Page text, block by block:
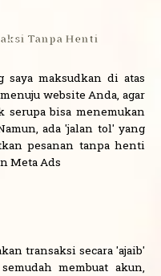
Tanpa Henti
saya maksudkan di atas
website Anda, agar
serupa bisa menemukan
ada 'jalan tol' yang
pesanan tanpa henti
Meta Ads
transaksi secara 'ajaib'
membuat akun,